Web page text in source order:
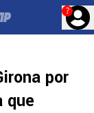
?
por
que